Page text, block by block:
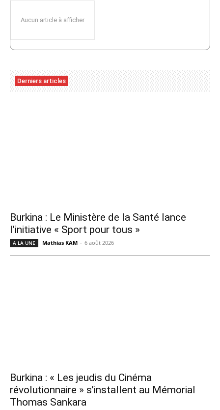
Aucun article à afficher
Derniers articles
Burkina : Le Ministère de la Santé lance
l’initiative « Sport pour tous »
A LA UNE Mathias KAM - 6 août 2026
Burkina : « Les jeudis du Cinéma
révolutionnaire » s’installent au Mémorial
Thomas Sankara